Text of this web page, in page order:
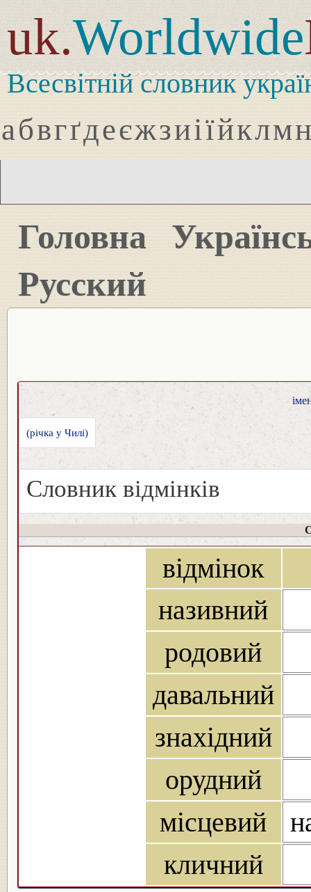
uk.Worldwide
Всесвітній словник
абвгґдеєжзиіїйклмн
Головна
Русский
(річка у Чилі)
Словник відмінків
відмінок
називний
родовий
давальний
знахідний
орудний
місцевий
кличний